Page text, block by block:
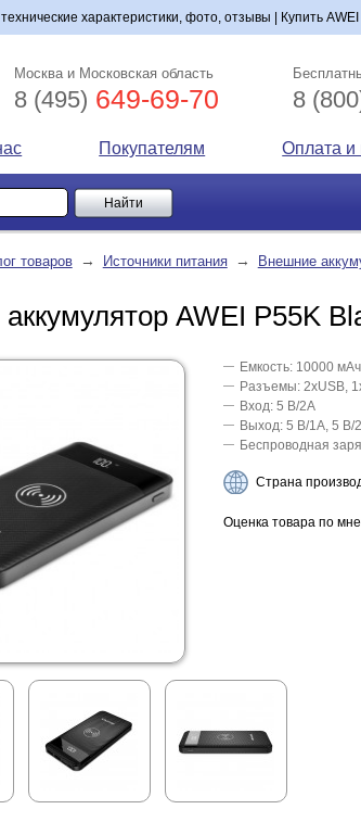
характеристики, фото, отзывы | Купить
Москва и Московская область
8 (495) 649-69-70 8
Покупателям Оплата и
товаров → Источники питания → Внешние
AWEI P55K
Емкость: 10000 мАч
Разъемы: 2xUSB,
Вход: 5 В/2A
Выход: 5 В/1A, 5 В/
Беспроводная
Страна
Оценка товара по